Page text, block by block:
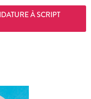
À SCRIPT